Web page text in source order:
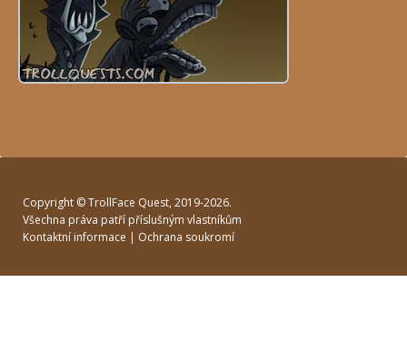
Copyright ©TrollFace Quest, 2019-2026.
Všechna práva patří příslušným vlastníkům
Kontaktní informace | Ochrana soukromí